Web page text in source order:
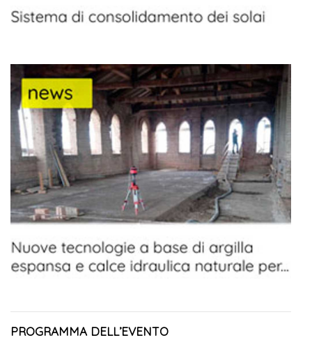
PROGRAMMA DELL’EVENTO